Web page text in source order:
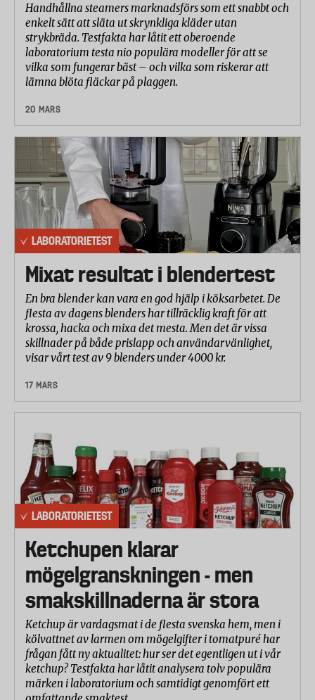
Handhållna steamers marknadsförs som ett snabbt och
enkelt sätt att släta ut skrynkliga kläder utan
strykbräda. Testfakta har låtit ett oberoende
laboratorium testa nio populära modeller för att se
vilka som fungerar bäst – och vilka som riskerar att
lämna blöta fläckar på plaggen.
20 MARS
LABORATORIETEST
Mixat resultat i blendertest
En bra blender kan vara en god hjälp i köksarbetet. De
flesta av dagens blenders har tillräcklig kraft för att
krossa, hacka och mixa det mesta. Men det är vissa
skillnader på både prislapp och användarvänlighet,
visar vårt test av 9 blenders under 4000 kr.
17 MARS
LABORATORIETEST
Ketchupen klarar
mögelgranskningen - men
smakskillnaderna är stora
Ketchup är vardagsmat i de flesta svenska hem, men i
kölvattnet av larmen om mögelgifter i tomatpuré har
frågan fått ny aktualitet: hur ser det egentligen ut i vår
ketchup? Testfakta har låtit analysera tolv populära
märken i laboratorium och samtidigt genomfört ett